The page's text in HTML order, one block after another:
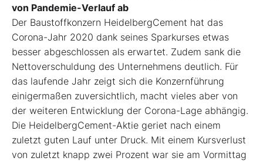
von Pandemie-Verlauf ab
Der Baustoffkonzern HeidelbergCement hat das
Corona-Jahr 2020 dank seines Sparkurses etwas
besser abgeschlossen als erwartet. Zudem sank die
Nettoverschuldung des Unternehmens deutlich. Für
das laufende Jahr zeigt sich die Konzernführung
einigermaßen zuversichtlich, macht vieles aber von
der weiteren Entwicklung der Corona-Lage abhängig.
Die HeidelbergCement-Aktie geriet nach einem
zuletzt guten Lauf unter Druck. Mit einem Kursverlust
von zuletzt knapp zwei Prozent war sie am Vormittag